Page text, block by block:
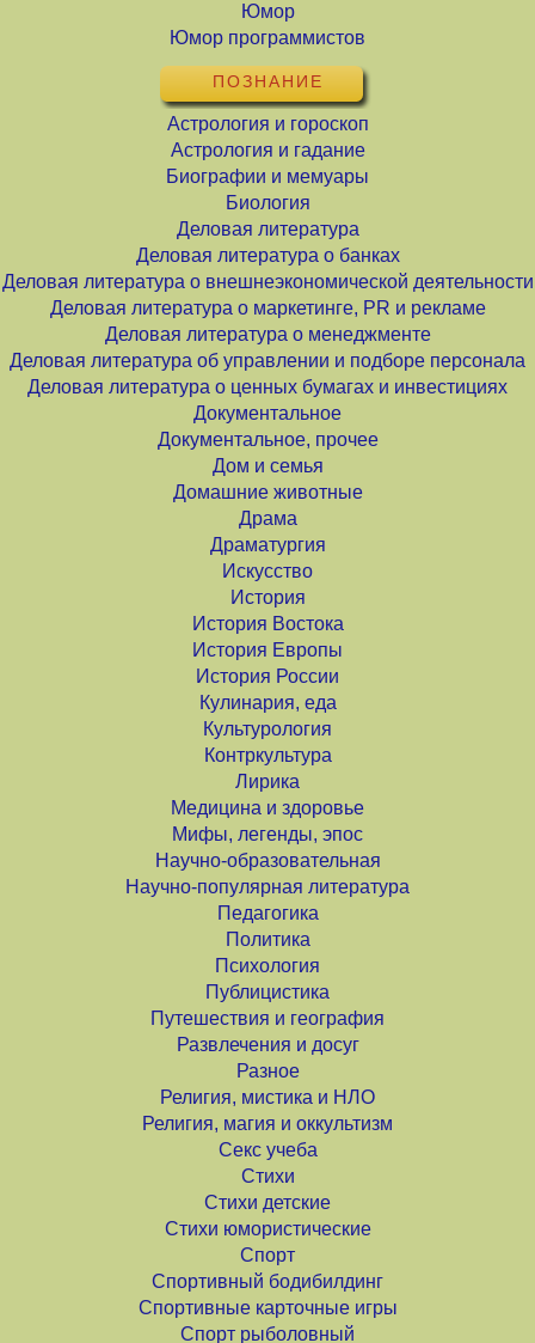
Юмор
Юмор программистов
ПОЗНАНИЕ
Астрология и гороскоп
Астрология и гадание
Биографии и мемуары
Биология
Деловая литература
Деловая литература о банках
Деловая литература о внешнеэкономической деятельности
Деловая литература о маркетинге, PR и рекламе
Деловая литература о менеджменте
Деловая литература об управлении и подборе персонала
Деловая литература о ценных бумагах и инвестициях
Документальное
Документальное, прочее
Дом и семья
Домашние животные
Драма
Драматургия
Искусство
История
История Востока
История Европы
История России
Кулинария, еда
Культурология
Контркультура
Лирика
Медицина и здоровье
Мифы, легенды, эпос
Научно-образовательная
Научно-популярная литература
Педагогика
Политика
Психология
Публицистика
Путешествия и география
Развлечения и досуг
Разное
Религия, мистика и НЛО
Религия, магия и оккультизм
Секс учеба
Стихи
Стихи детские
Стихи юмористические
Спорт
Спортивный бодибилдинг
Спортивные карточные игры
Спорт рыболовный